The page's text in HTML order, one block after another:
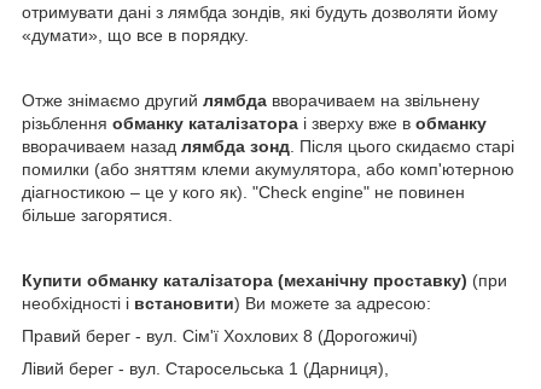
отримувати дані з лямбда зондів, які будуть дозволяти йому
«думати», що все в порядку.
Отже знімаємо другий лямбда вворачиваем на звільнену
різьблення обманку каталізатора і зверху вже в обманку
вворачиваем назад лямбда зонд . Після цього скидаємо старі
помилки (або зняттям клеми акумулятора, або комп'ютерною
діагностикою – це у кого як). "Check engine" не повинен
більше загорятися.
Купити обманку каталізатора (механічну проставку) (при
необхідності і встановити) Ви можете за адресою:
Правий берег - вул. Сім'ї Хохлових 8 (Дорогожичі)
Лівий берег - вул. Старосельська 1 (Дарниця),